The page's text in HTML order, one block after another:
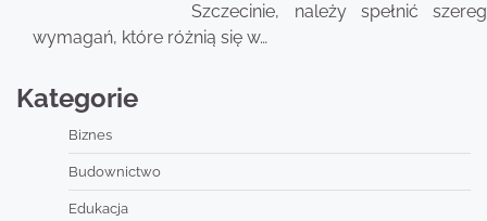
Szczecinie, należy spełnić szereg
wymagań, które różnią się w…
Kategorie
Biznes
Budownictwo
Edukacja